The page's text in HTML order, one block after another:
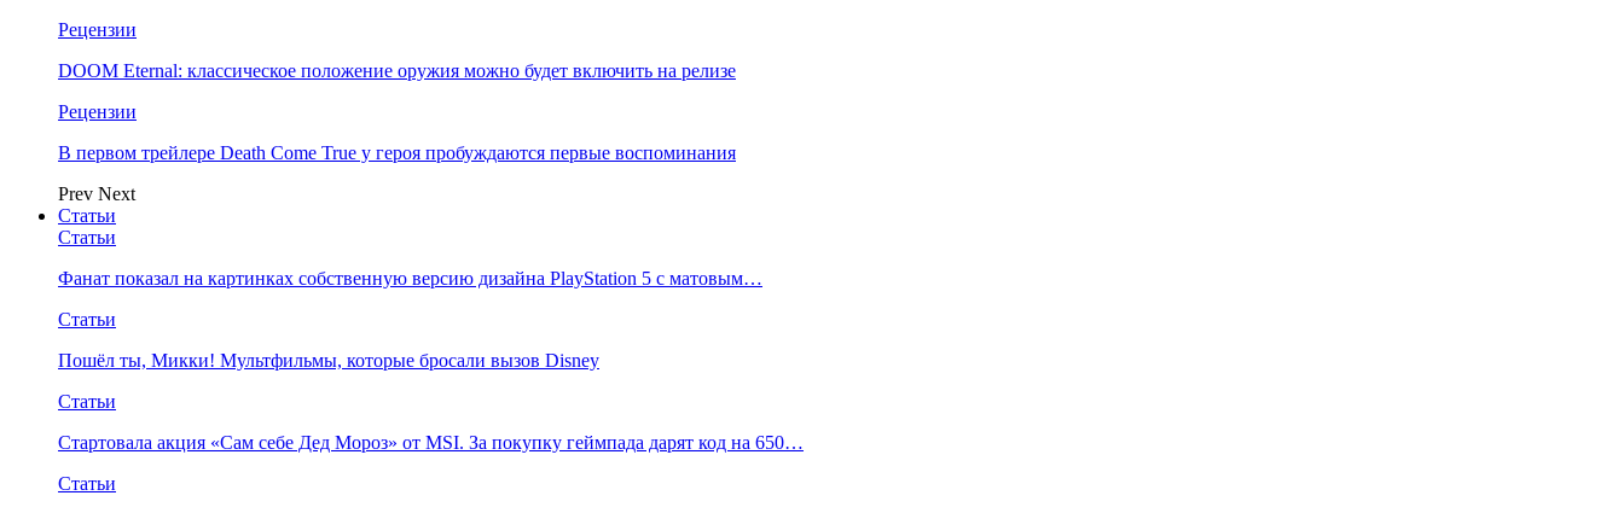
Рецензии
DOOM Eternal: классическое положение оружия можно будет включить на релизе
Рецензии
В первом трейлере Death Come True у героя пробуждаются первые воспоминания
Prev Next
Статьи
Статьи
Фанат показал на картинках собственную версию дизайна PlayStation 5 с матовым…
Статьи
Пошёл ты, Микки! Мультфильмы, которые бросали вызов Disney
Статьи
Стартовала акция «Сам себе Дед Мороз» от MSI. За покупку геймпада дарят код на 650…
Статьи